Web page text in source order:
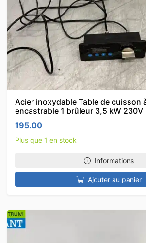
Acier inoxydable Table de cuisson
encastrable 1 brûleur 3,5 kW 230V
195.00
Plus que 1 en stock
Informations
Ajouter au panier